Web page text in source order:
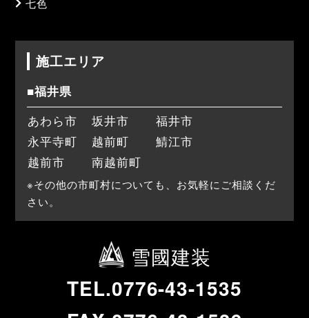
七色
施工エリア
■福井県
あわら市
坂井市
福井市
永平寺町
越前町
鯖江市
越前市
南越前町
※その他の市町村についても、お気軽にご相談くだ
さい。
雪國建装
TEL.0776-43-1535